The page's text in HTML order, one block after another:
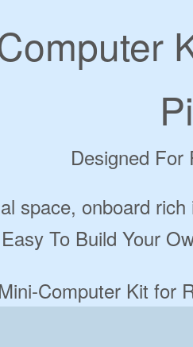
Designed For
space, onboard
To Build Your